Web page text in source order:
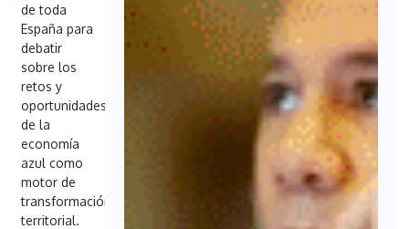
de toda
España para
debatir
sobre los
retos y
oportunidades
de la
economía
azul como
motor de
transformación
territorial.